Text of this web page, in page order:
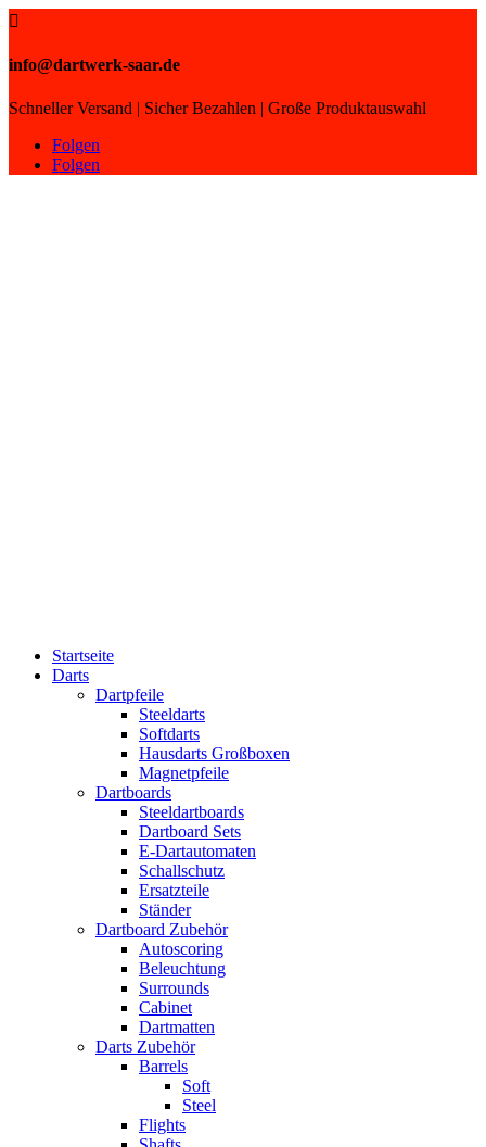

info@dartwerk-saar.de
Schneller Versand | Sicher Bezahlen | Große Produktauswahl
Folgen
Folgen
Startseite
Darts
Dartpfeile
Steeldarts
Softdarts
Hausdarts Großboxen
Magnetpfeile
Dartboards
Steeldartboards
Dartboard Sets
E-Dartautomaten
Schallschutz
Ersatzteile
Ständer
Dartboard Zubehör
Autoscoring
Beleuchtung
Surrounds
Cabinet
Dartmatten
Darts Zubehör
Barrels
Soft
Steel
Flights